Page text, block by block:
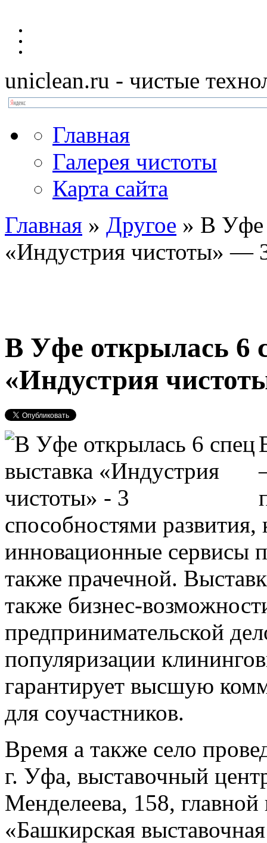
uniclean.ru - чистые
Главная
Галерея чистоты
Карта сайта
Главная » Другое » В Уфе
«Индустрия чистоты» —
В Уфе открылась 6
«Индустрия
способностями
инновационные сервисы
также прачечной.
также бизнес-
предпринимательской
популяризации
гарантирует высшую
для соучастников.
Время а также село
г. Уфа, выставочный
Менделеева, 158,
«Башкирская